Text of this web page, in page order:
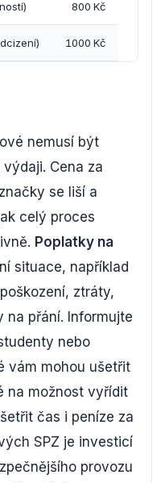
800 Kč
1000 Kč
nemusí být
Cena za
se liší a
celý proces
Poplatky na
situace, například
ztráty,
na přání. Informujte
nebo
vám mohou ušetřit
na možnost vyřídit
čas i peníze za
SPZ je investicí
provozu